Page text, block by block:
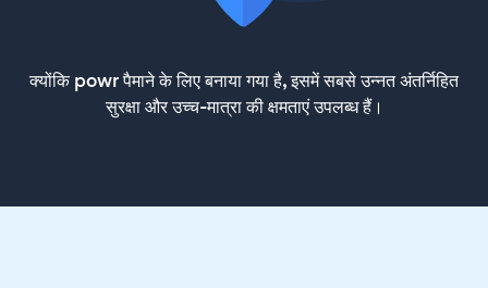
क्योंकि powr पैमाने के लिए बनाया गया है, इसमें सबसे उन्नत अंतर्निहित
सुरक्षा और उच्च-मात्रा की क्षमताएं उपलब्ध हैं।